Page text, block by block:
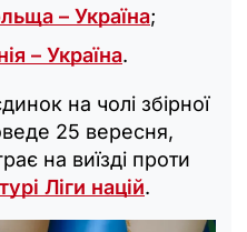
– Україна;
– Україна.
на чолі збірної
25 вересня,
на виїзді проти
Ліги націй.